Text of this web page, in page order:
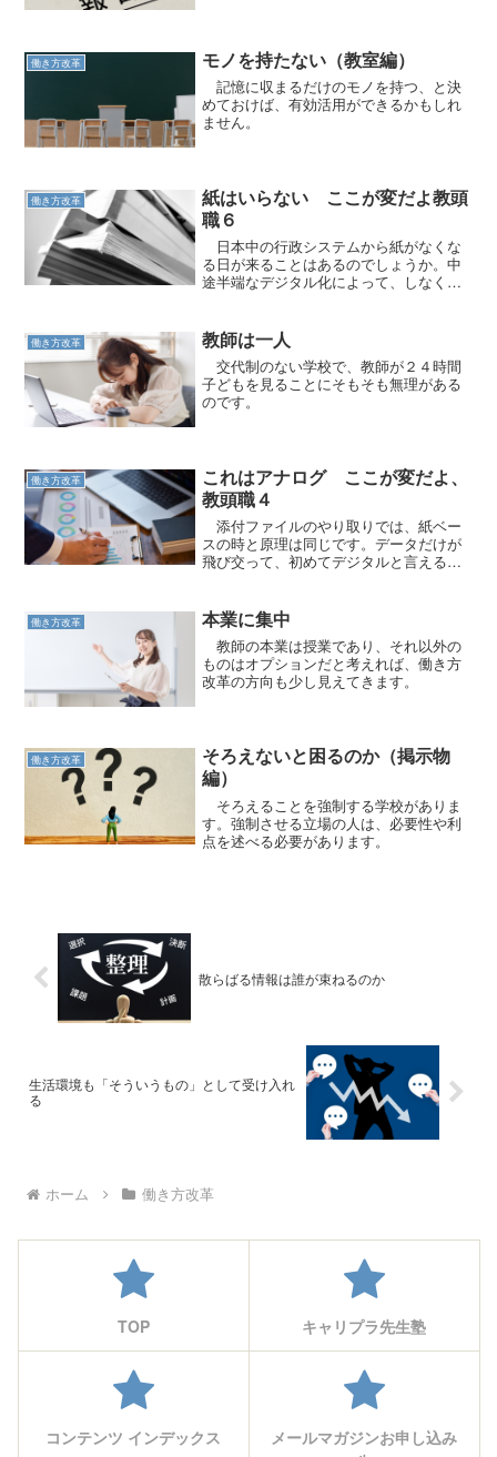
働き方改革 モノを持たない（教室編）
記憶に収まるだけのモノを持つ、と決
めておけば、有効活用ができるかもしれ
ません。
働き方改革
紙はいらない ここが変だよ教頭
職６
日本中の行政システムから紙がなくな
る日が来ることはあるのでしょうか。中
途半端なデジタル化によって、しなくて
働き方改革 教師は一人
交代制のない学校で、教師が２４時間
子どもを見ることにそもそも無理がある
のです。
働き方改革
これはアナログ ここが変だよ、
教頭職４
添付ファイルのやり取りでは、紙ベー
スの時と原理は同じです。データだけが
飛び交って、初めてデジタルと言えるの
働き方改革 本業に集中
教師の本業は授業であり、それ以外の
ものはオプションだと考えれば、働き方
改革の方向も少し見えてきます。
働き方改革
そろえないと困るのか（掲示物
編）
そろえることを強制する学校がありま
す。強制させる立場の人は、必要性や利
点を述べる必要があります。
散らばる情報は誰が束ねるのか
生活環境も「そういうもの」として受け入れ
る
ホーム 働き方改革
TOP キャリプラ先生塾
コンテンツ インデックス
メールマガジンお申し込み